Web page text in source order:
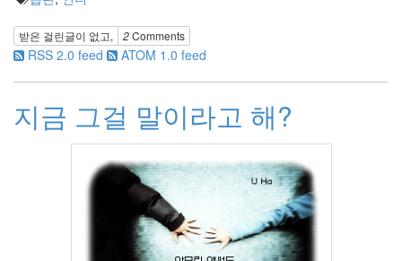
받은 걸린글이 없고, 2Comments
RSS 2.0 feed ATOM 1.0 feed
지금 그걸 말이라고 해?
3
2008
년
6
2008
년